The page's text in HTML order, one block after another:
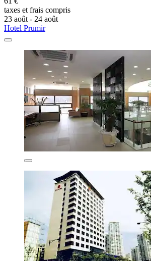
taxes et frais compris
23 août - 24 août
Hotel Prumir